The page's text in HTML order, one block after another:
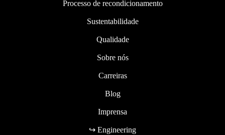
Processo de recondicionamento
Sustentabilidade
Qualidade
Sobre nós
Carreiras
Blog
Imprensa
↪ Engineering